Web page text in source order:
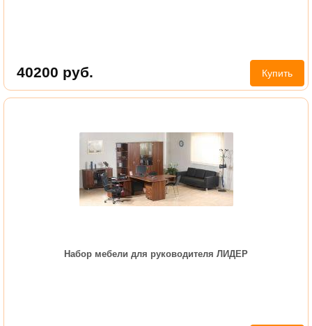
40200 руб. Купить
Набор мебели для руководителя ЛИДЕР